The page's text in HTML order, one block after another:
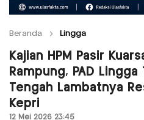
Beranda Lingga
Kajian HPM Pasir
Rampung, PAD
Tengah Lambatnya
Kepri
12 Mei 2026 23:45